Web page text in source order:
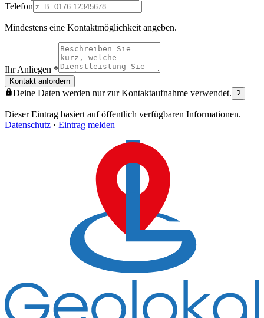
Telefon
Mindestens eine Kontaktmöglichkeit angeben.
Ihr Anliegen *
Kontakt anfordern
Deine Daten werden nur zur Kontaktaufnahme verwendet. ?
Dieser Eintrag basiert auf öffentlich verfügbaren Informationen.
Datenschutz · Eintrag melden